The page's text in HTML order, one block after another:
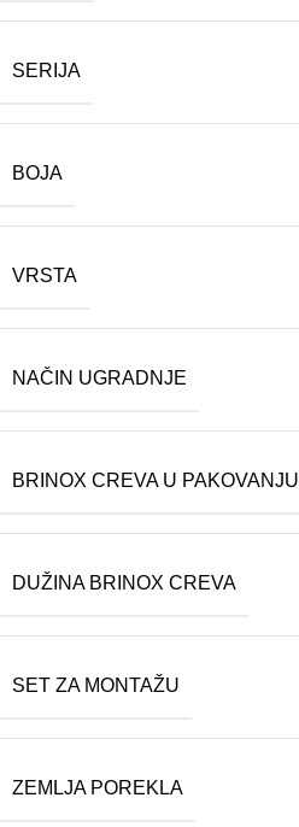
SERIJA
BOJA
VRSTA
NAČIN UGRADNJE
BRINOX CREVA U PAKOVANJU
DUŽINA BRINOX CREVA
SET ZA MONTAŽU
ZEMLJA POREKLA